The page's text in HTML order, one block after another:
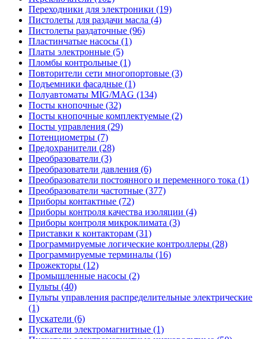
Переходники для электроники (19)
Пистолеты для раздачи масла (4)
Пистолеты раздаточные (96)
Пластинчатые насосы (1)
Платы электронные (5)
Пломбы контрольные (1)
Повторители сети многопортовые (3)
Подъемники фасадные (1)
Полуавтоматы MIG/MAG (134)
Посты кнопочные (32)
Посты кнопочные комплектуемые (2)
Посты управления (29)
Потенциометры (7)
Предохранители (28)
Преобразователи (3)
Преобразователи давления (6)
Преобразователи постоянного и переменного тока (1)
Преобразователи частотные (377)
Приборы контактные (72)
Приборы контроля качества изоляции (4)
Приборы контроля микроклимата (3)
Приставки к контакторам (31)
Программируемые логические контроллеры (28)
Программируемые терминалы (16)
Прожекторы (12)
Промышленные насосы (2)
Пульты (40)
Пульты управления распределительные электрические
(1)
Пускатели (6)
Пускатели электромагнитные (1)